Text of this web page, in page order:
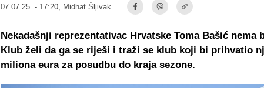
07.07.25. - 17:20, Midhat Šljivak
Nekadašnji reprezentativac Hrvatske Toma Bašić nema
Klub želi da ga se riješi i traži se klub koji bi prihvatio
miliona eura za posudbu do kraja sezone.